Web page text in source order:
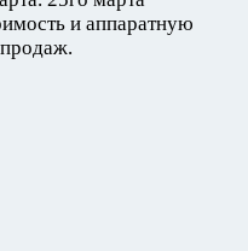
и аппаратную